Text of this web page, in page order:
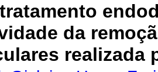
da
realizada